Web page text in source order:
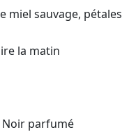
miel sauvage, pétales
la matin
Noir parfumé